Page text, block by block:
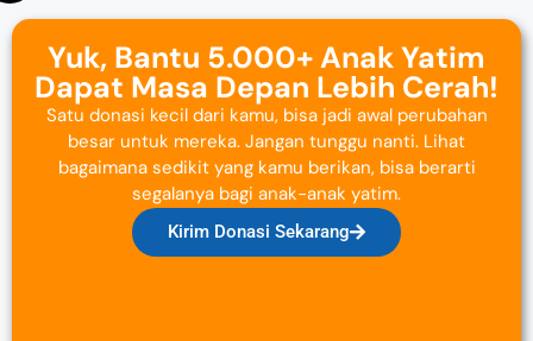
Yuk, Bantu 5.000+ Anak Yatim
Dapat Masa Depan Lebih Cerah!
Satu donasi kecil dari kamu, bisa jadi awal perubahan
besar untuk mereka. Jangan tunggu nanti. Lihat
bagaimana sedikit yang kamu berikan, bisa berarti
segalanya bagi anak-anak yatim.
Kirim Donasi Sekarang